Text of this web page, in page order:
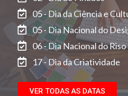
05 - Dia da Ciência e
05 - Dia Nacional do
06 - Dia Nacional do Riso
17 - Dia da Criatividade
VER TODAS AS DATAS